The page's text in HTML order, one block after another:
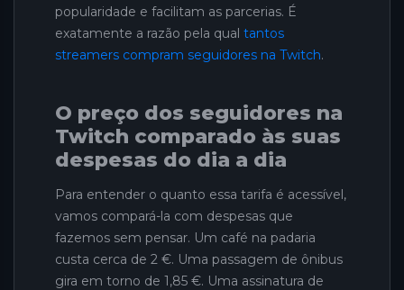
popularidade e facilitam as parcerias. É
exatamente a razão pela qual tantos
streamers compram seguidores na Twitch.
O preço dos seguidores na
Twitch comparado às suas
despesas do dia a dia
Para entender o quanto essa tarifa é acessível,
vamos compará-la com despesas que
fazemos sem pensar. Um café na padaria
custa cerca de 2 €. Uma passagem de ônibus
gira em torno de 1,85 €. Uma assinatura de